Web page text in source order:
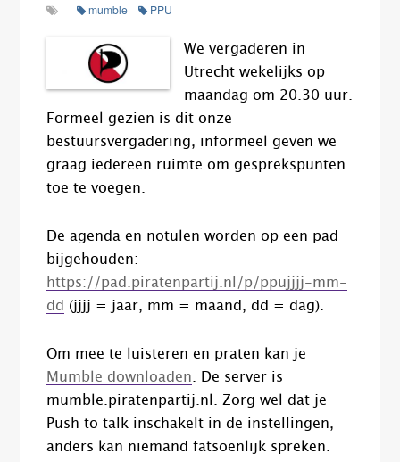
mumble PPU
We vergaderen in
Utrecht wekelijks op
maandag om 20.30 uur.
Formeel gezien is dit onze
bestuursvergadering, informeel geven we
graag iedereen ruimte om gesprekspunten
toe te voegen.
De agenda en notulen worden op een pad
bijgehouden:
https://pad.piratenpartij.nl/p/ppujjjj-mm-
dd (jjjj = jaar, mm = maand, dd = dag).
Om mee te luisteren en praten kan je
Mumble downloaden . De server is
mumble.piratenpartij.nl. Zorg wel dat je
Push to talk inschakelt in de instellingen,
anders kan niemand fatsoenlijk spreken.